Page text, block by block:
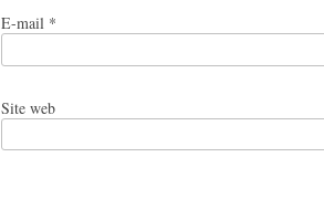
E-mail *
Site web